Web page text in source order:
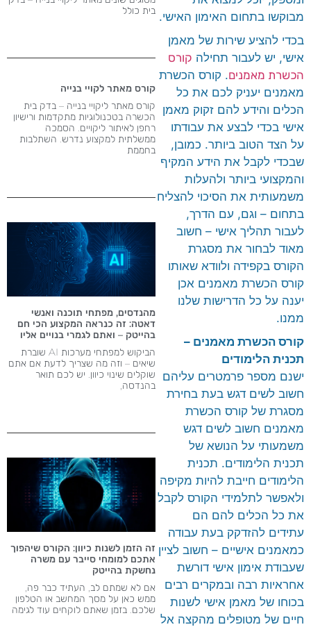
מבוקשו בתחום האימון האישי.
בכדי להציע שירות של מאמן
אישי, יש לעבור תחילה קורס
הכשרת מאמנים. קורס הכשרת
מאמנים יעניק לכם את כל
הכלים והידע להם זקוק מאמן
אישי בכדי לבצע את עבודתו
על הצד הטוב ביותר. כמובן,
שבכדי לקבל את הידע המקיף
והמקצועי ביותר ולהעלות
משמעותית את הסיכוי להצליח
בתחום – וגם, עם הדרך,
לעבור תהליך אישי – חשוב
מאוד לבחור את מסגרת
הקורס בקפידה ולוודא שאותו
קורס הכשרת מאמנים אכן
יענה על כל הדרישות שלנו
ממנו.
קורס הכשרת מאמנים –
תכנית הלימודים
ישנם מספר פרמטרים עליהם
חשוב לשים דגש בעת בחירת
מסגרת של קורס הכשרת
מאמנים חשוב לשים דגש
משמעותי על הנושא של
תכנית הלימודים. תכנית
הלימודים חייבת להיות מקיפה
ולאפשר לתלמידי הקורס לקבל
את כל הכלים להם הם
עתידים להזדקק בעת עבודה
כמאמנים אישיים – חשוב לציין
שעבודת אימון אישי דורשת
אחראיות רבה ובמקרים רבים
בכוחו של מאמן אישי לשנות
חיים של מטופלים מהקצה אל
בית כולל
קורס מאתר לקויי בנייה
קורס מאתר ליקויי בנייה – בדק בית
הכשרה בטכנולוגיות מתקדמות ורישיון
רחפן לאיתור ליקויים. הסמכה
ממשלתית למקצוע נדרש​. השתלבות
בחממת
מהנדסים, מפתחי תוכנה ואנשי
דאטה: זה כנראה המקצוע הכי חם
בהייטק – ואתם לגמרי בנויים אליו
הביקוש למפתחי מערכות AI שוברת
שיאים – וזה מה שצריך לדעת אם אתם
שוקלים שינוי כיוון. יש לכם תואר
בהנדסה,
זה הזמן לשנות כיוון: הקורס שיהפוך
אתכם למומחי סייבר עם משרה
נחשקת בהייטק
אם לא שמתם לב, העתיד כבר פה,
ממש כאן על מסך המחשב או הטלפון
שלכם. בזמן שאתם לוקחים עוד לגימה